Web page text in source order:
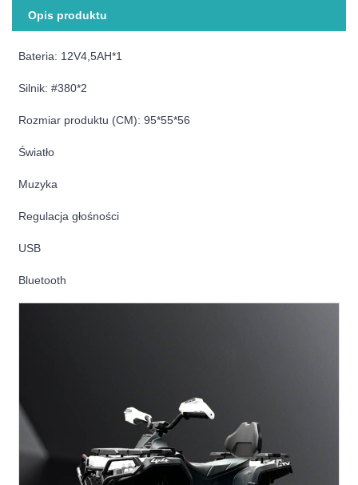
Opis produktu
Bateria: 12V4,5AH*1
Silnik: #380*2
Rozmiar produktu (CM): 95*55*56
Światło
Muzyka
Regulacja głośności
USB
Bluetooth